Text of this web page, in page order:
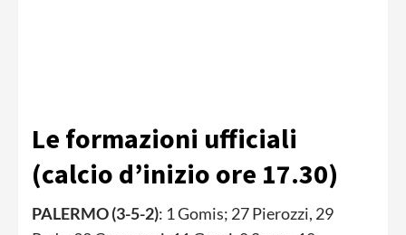
Le formazioni ufficiali
(calcio d’inizio ore 17.30)
PALERMO (3-5-2): 1 Gomis; 27 Pierozzi, 29